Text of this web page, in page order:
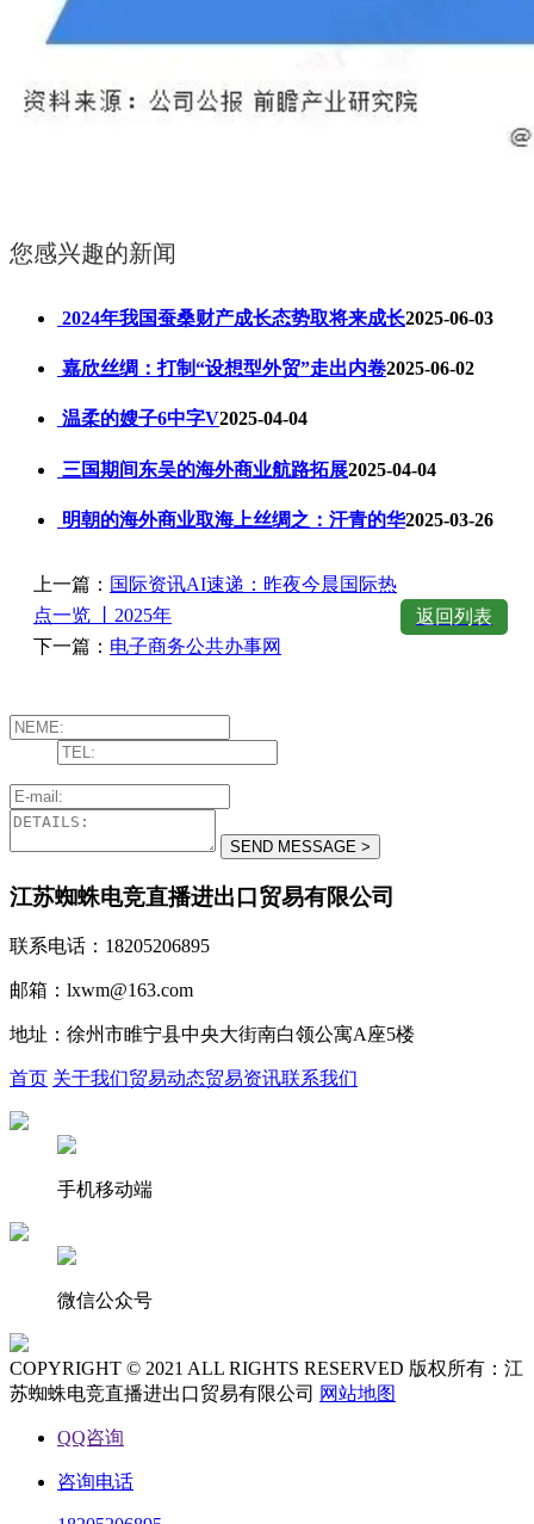
您感兴趣的新闻
2024年我国蚕桑财产成长态势取将来成长2025-06-03
嘉欣丝绸：打制“设想型外贸”走出内卷2025-06-02
温柔的嫂子6中字V2025-04-04
三国期间东吴的海外商业航路拓展2025-04-04
明朝的海外商业取海上丝绸之：汗青的华2025-03-26
上一篇： 国际资讯AI速递：昨夜今晨国际热
点一览 丨2025年
下一篇： 电子商务公共办事网
返回列表
江苏蜘蛛电竞直播进出口贸易有限公司
联系电话：18205206895
邮箱：lxwm@163.com
地址：徐州市睢宁县中央大街南白领公寓A座5楼
首页 关于我们贸易动态贸易资讯联系我们
手机移动端
微信公众号
COPYRIGHT © 2021 ALL RIGHTS RESERVED 版权所有：江
苏蜘蛛电竞直播进出口贸易有限公司 网站地图
QQ咨询
咨询电话